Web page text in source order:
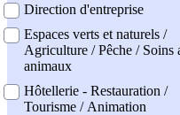
Direction d'entreprise
Espaces verts et naturels /
Agriculture / Pêche / Soins
animaux
Hôtellerie - Restauration /
Tourisme / Animation